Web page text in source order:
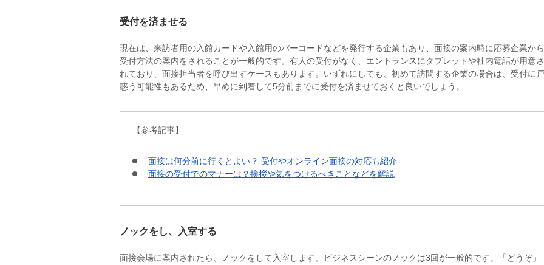
受付を済ませる
現在は、来訪者用の入館カードや入館用のバーコードなどを発行する企業もあり、面接の案内時に応募企業から
受付方法の案内をされることが一般的です。有人の受付がなく、エントランスにタブレットや社内電話が用意さ
れており、面接担当者を呼び出すケースもあります。いずれにしても、初めて訪問する企業の場合は、受付に戸
惑う可能性もあるため、早めに到着して5分前までに受付を済ませておくと良いでしょう。
【参考記事】
面接は何分前に行くとよい？ 受付やオンライン面接の対応も紹介
面接の受付でのマナーは？挨拶や気をつけるべきことなどを解説
ノックをし、入室する
面接会場に案内されたら、ノックをして入室します。ビジネスシーンのノックは3回が一般的です。「どうぞ」